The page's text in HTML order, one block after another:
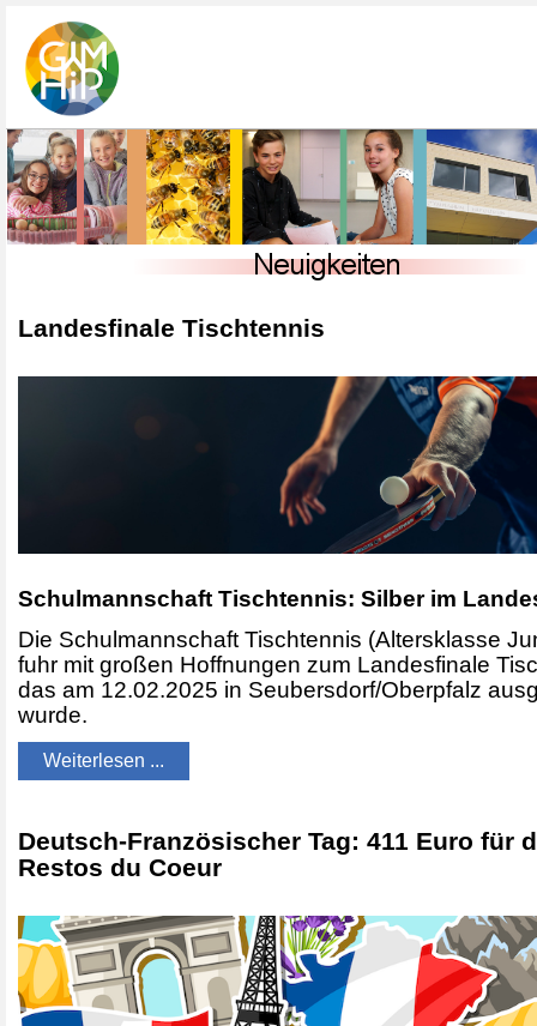
Landesfinale Tischtennis
Schulmannschaft Tischtennis: Silber im
Die Schulmannschaft Tischtennis (Altersklasse
fuhr mit großen Hoffnungen zum Landesfinale
das am 12.02.2025 in Seubersdorf/Oberpfalz
wurde.
Weiterlesen ...
Deutsch-Französischer Tag: 411 Euro für
Restos du Coeur